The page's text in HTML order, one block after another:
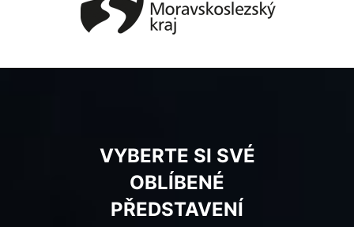
VYBERTE SI SVÉ
OBLÍBENÉ
PŘEDSTAVENÍ